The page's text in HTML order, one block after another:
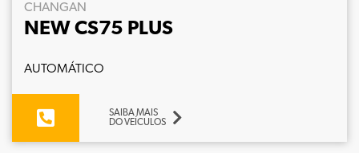
CHANGAN
NEW CS75 PLUS
AUTOMÁTICO
SAIBA MAIS
DO VEÍCULOS